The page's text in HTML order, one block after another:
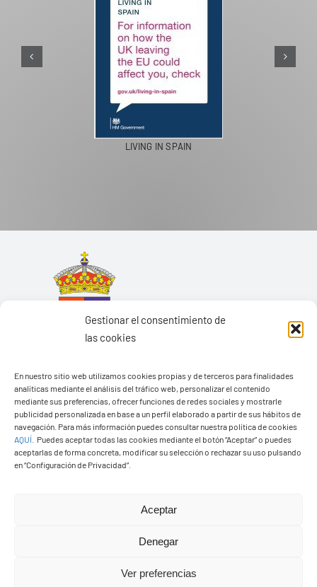
Gestionar el consentimiento de
las cookies
En nuestro sitio web utilizamos cookies propias y de terceros para finalidades
analíticas mediante el análisis del tráfico web, personalizar el contenido
mediante sus preferencias, ofrecer funciones de redes sociales y mostrarle
publicidad personalizada en base a un perfil elaborado a partir de sus hábitos de
navegación. Para más información puedes consultar nuestra política de cookies
AQUÍ
Puedes aceptar todas las cookies mediante el botón “Aceptar” o puedes
aceptarlas de forma concreta, modificar su selección o rechazar su uso pulsando
en “Configuración de Privacidad”.
Aceptar
Denegar
Ver preferencias
PASEOS EN CAMELLO
Ayuntamiento de Yaiza
Pza. de Los Remedios, 1